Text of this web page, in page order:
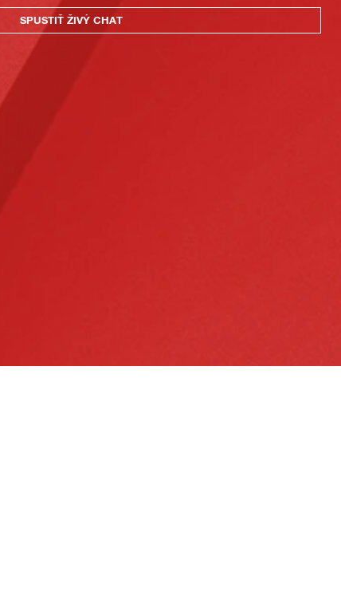
SPUSTIŤ ŽIVÝ CHAT